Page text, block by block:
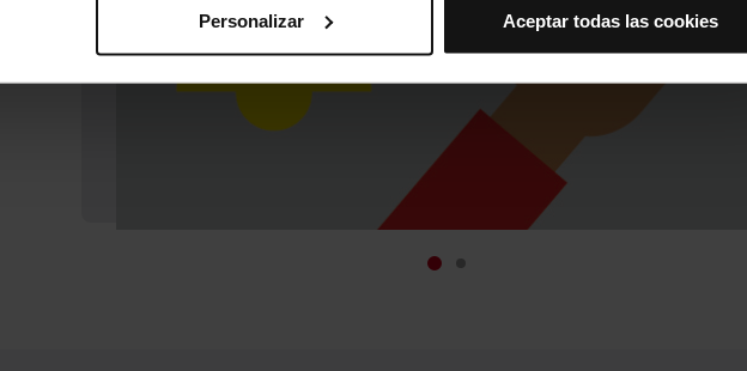
para el funcionamiento de la web y, por tanto, si no las aceptas, no puedes
en el menú de la parte inferior de la web.
Personalizar Aceptar todas las cookies